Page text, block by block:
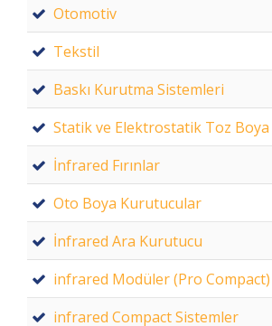
Otomotiv
Tekstil
Baskı Kurutma Sistemleri
Statik ve Elektrostatik Toz
İnfrared Fırınlar
Oto Boya Kurutucular
İnfrared Ara Kurutucu
infrared Modüler (Pro
infrared Compact Sistemler